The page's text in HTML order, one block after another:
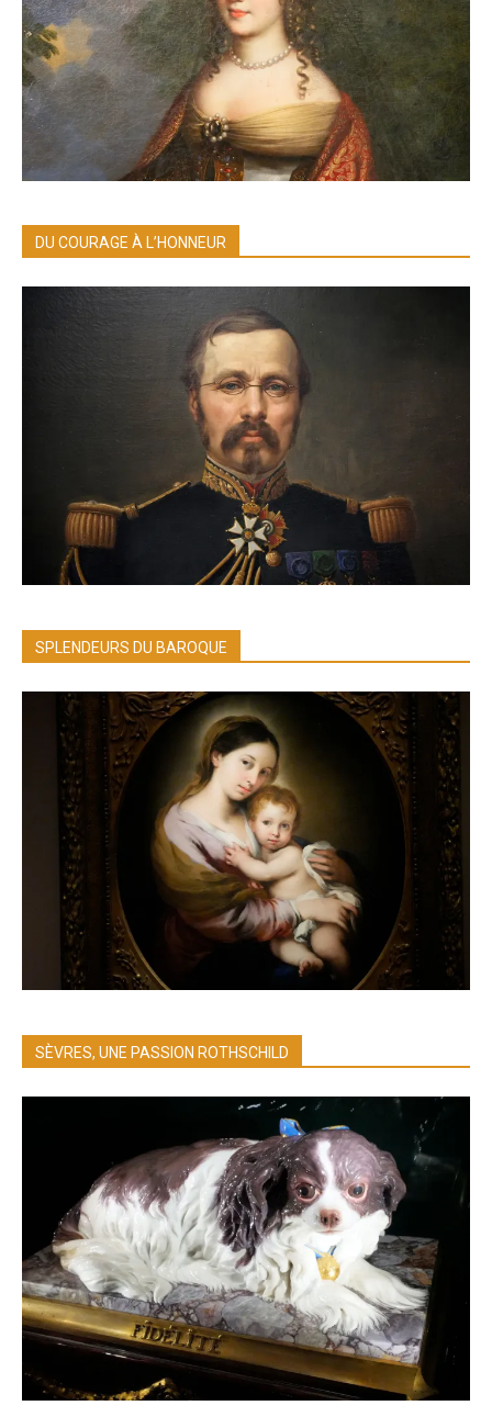
DU COURAGE À L’HONNEUR
SPLENDEURS DU BAROQUE
SÈVRES, UNE PASSION ROTHSCHILD